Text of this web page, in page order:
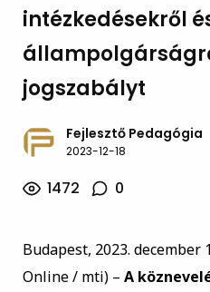
intézkedésekről
jogszabályt
Fejlesztő Pedagógia
2023-12-18
1472 0
Budapest, 2023. december
Online / mti) – A